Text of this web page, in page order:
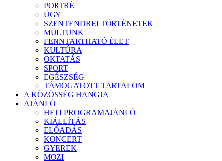
PORTRÉ
ÜGY
SZENTENDREI TÖRTÉNETEK
MÚLTUNK
FENNTARTHATÓ ÉLET
KULTÚRA
OKTATÁS
SPORT
EGÉSZSÉG
TÁMOGATOTT TARTALOM
A KÖZÖSSÉG HANGJA
AJÁNLÓ
HETI PROGRAMAJÁNLÓ
KIÁLLÍTÁS
ELŐADÁS
KONCERT
GYEREK
MOZI